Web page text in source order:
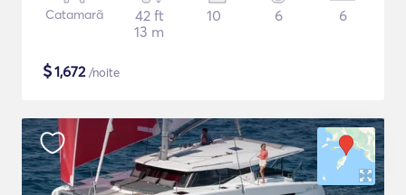
Catamarã
42 ft
13 m
10 6 6
$1,672/noite